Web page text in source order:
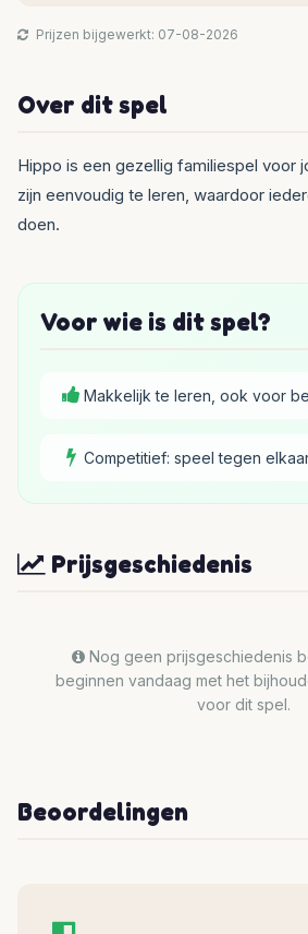
Prijzen bijgewerkt: 07-08-2026
Over dit spel
Hippo is een gezellig familiespel voor
zijn eenvoudig te leren, waardoor
doen.
Voor wie is dit spel?
Makkelijk te leren, ook voor
Competitief: speel tegen
Prijsgeschiedenis
Nog geen prijsgeschiedenis
beginnen vandaag met het
voor dit spel.
Beoordelingen